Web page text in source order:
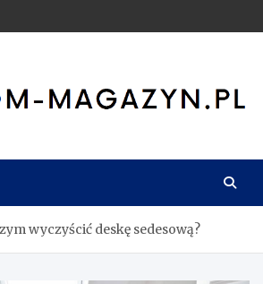
wyczyścić deskę sedesową?